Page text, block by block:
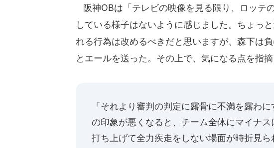
阪神OBは「テレビの映像を見る限り、ロッテ
している様子はないように感じました。ちょっ
れる行為は改めるべきだと思いますが、森下は
とエールを送った。その上で、気になる点を指摘
「それより審判の判定に露骨に不満を露わ
の印象が悪くなると、チーム全体にマイナ
打ち上げて全力疾走をしない場面が時折見